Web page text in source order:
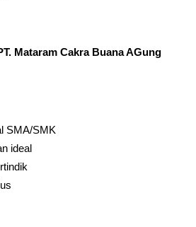
Mataram Cakra Buana AGung
SMA/SMK
ideal